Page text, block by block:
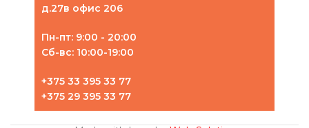
д.27в офис 206
Пн-пт: 9:00 - 20:00
Сб-вс: 10:00-19:00
+375 33 395 33 77
+375 29 395 33 77